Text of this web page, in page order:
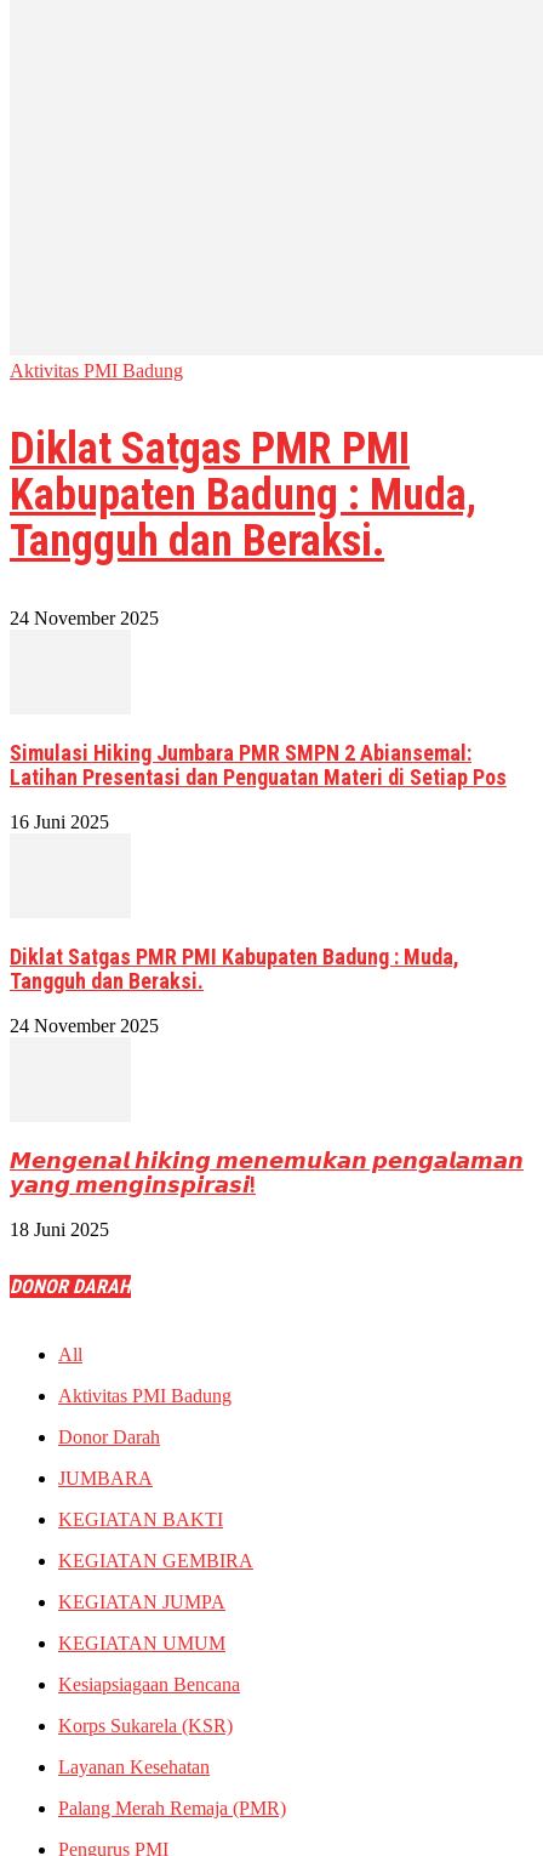
Aktivitas PMI Badung
Diklat Satgas PMR PMI
Kabupaten Badung : Muda,
Tangguh dan Beraksi.
24 November 2025
Simulasi Hiking Jumbara PMR SMPN 2 Abiansemal:
Latihan Presentasi dan Penguatan Materi di Setiap Pos
16 Juni 2025
Diklat Satgas PMR PMI Kabupaten Badung : Muda,
Tangguh dan Beraksi.
24 November 2025
𝙈𝙚𝙣𝙜𝙚𝙣𝙖𝙡 𝙝𝙞𝙠𝙞𝙣𝙜 𝙢𝙚𝙣𝙚𝙢𝙪𝙠𝙖𝙣 𝙥𝙚𝙣𝙜𝙖𝙡𝙖𝙢𝙖𝙣
𝙮𝙖𝙣𝙜 𝙢𝙚𝙣𝙜𝙞𝙣𝙨𝙥𝙞𝙧𝙖𝙨𝙞!
18 Juni 2025
DONOR DARAH
All
Aktivitas PMI Badung
Donor Darah
JUMBARA
KEGIATAN BAKTI
KEGIATAN GEMBIRA
KEGIATAN JUMPA
KEGIATAN UMUM
Kesiapsiagaan Bencana
Korps Sukarela (KSR)
Layanan Kesehatan
Palang Merah Remaja (PMR)
Pengurus PMI